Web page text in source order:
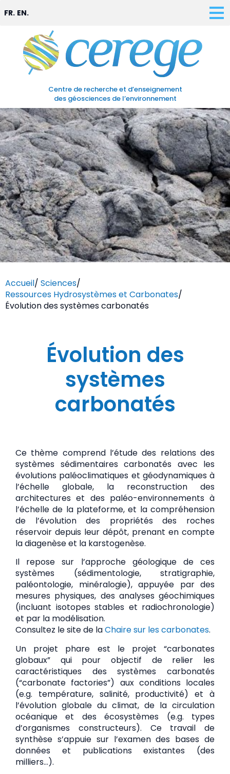
Centre de recherche et d’enseignement
des géosciences de l’environnement
FR. EN.
Accueil/ Sciences/
Ressources Hydrosystèmes et Carbonates/
Évolution des systèmes carbonatés
Évolution des
systèmes
carbonatés
Ce thème comprend l’étude des relations des
systèmes sédimentaires carbonatés avec les
évolutions paléoclimatiques et géodynamiques à
l’échelle globale, la reconstruction des
architectures et des paléo-environnements à
l’échelle de la plateforme, et la compréhension
de l’évolution des propriétés des roches
réservoir depuis leur dépôt, prenant en compte
la diagenèse et la karstogenèse.
Il repose sur l’approche géologique de ces
systèmes (sédimentologie, stratigraphie,
paléontologie, minéralogie), appuyée par des
mesures physiques, des analyses géochimiques
(incluant isotopes stables et radiochronologie)
et par la modélisation.
Consultez le site de laChaire sur les carbonates.
Un projet phare est le projet “carbonates
globaux” qui pour objectif de relier les
caractéristiques des systèmes carbonatés
(“carbonate factories”) aux conditions locales
(e.g. température, salinité, productivité) et à
l’évolution globale du climat, de la circulation
océanique et des écosystèmes (e.g. types
d’organismes constructeurs). Ce travail de
synthèse s’appuie sur l’examen des bases de
données et publications existantes (des
milliers…).